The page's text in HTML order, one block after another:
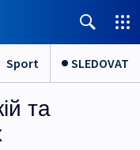
Sport SLEDOVAT
та